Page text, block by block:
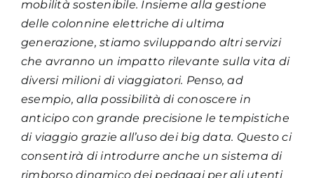
mobilità sostenibile. Insieme alla gestione
delle colonnine elettriche di ultima
generazione, stiamo sviluppando altri servizi
che avranno un impatto rilevante sulla vita di
diversi milioni di viaggiatori. Penso, ad
esempio, alla possibilità di conoscere in
anticipo con grande precisione le tempistiche
di viaggio grazie all’uso dei big data. Questo ci
consentirà di introdurre anche un sistema di
rimborso dinamico dei pedaggi per gli utenti